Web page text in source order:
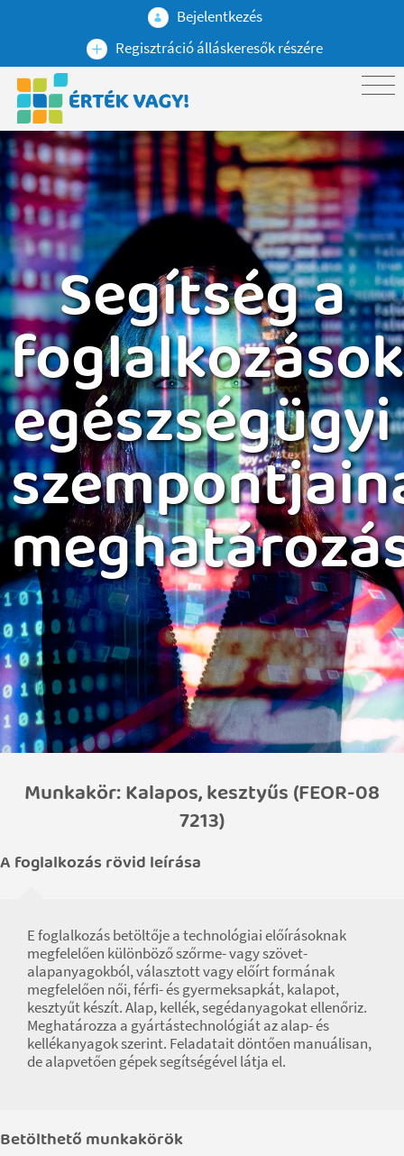
Bejelentkezés
Regisztráció álláskeresők részére
Segítség a
foglalkozások
egészségügyi
Munkakör: Kalapos, kesztyűs (FEOR-08
7213)
A foglalkozás rövid leírása
E foglalkozás betöltője a technológiai előírásoknak
megfelelően különböző szőrme- vagy szövet-
alapanyagokból, választott vagy előírt formának
megfelelően női, férfi- és gyermeksapkát, kalapot,
kesztyűt készít. Alap, kellék, segédanyagokat ellenőriz.
Meghatározza a gyártástechnológiát az alap- és
kellékanyagok szerint. Feladatait döntően manuálisan,
de alapvetően gépek segítségével látja el.
Betölthető munkakörök